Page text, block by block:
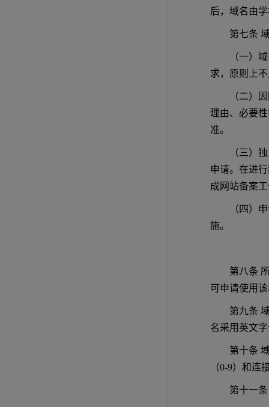
后，域名由
第七条
（一）
求，原则上
（二）
理由、必要
准。
（三）
申请。在进
成网站备案
（四）
施。
第八条
可申请使用
第九条
名采用英文
第十条
（0-9）和
第十一